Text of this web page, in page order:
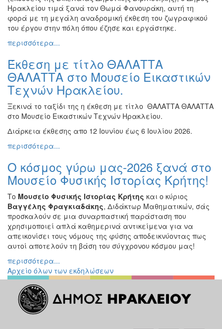
Εκδηλώσεις
για
Παιδιά
Εκδηλώσεις
ΤΟΠΟΣ
ΜΑΣ
ΠΟΛΙΤΙΣΜΟΣ
ΑΝΘΕΚΤΙΚΗ
ΠΟΛΗ
Ηρακλείου τιμά ξανά τον Θωμά Φανουράκη, αυτή τη
φορά με τη μεγάλη αναδρομική έκθεση του ζωγραφικού
του έργου στην πόλη όπου έζησε και εργάστηκε.
περισσότερα...
Έκθεση με τίτλο ΘΑΛΑΤΤΑ
ΘΑΛΑΤΤΑ στο Μουσείο Εικαστικών
Τεχνών Ηρακλείου.
Ξεκινά το ταξίδι της η έκθεση με τίτλο ΘΑΛΑΤΤΑ ΘΑΛΑΤΤΑ
στο Μουσείο Εικαστικών Τεχνών Ηρακλείου.
Διάρκεια έκθεσης απο 12 Ιουνίου έως 6 Ιουλίου 2026.
περισσότερα...
Ο κόσμος γύρω μας-2026 ξανά στο
Μουσείο Φυσικής Ιστορίας Κρήτης!
Το Μουσείο Φυσικής Ιστορίας Κρήτης και ο κύριος
Βαγγέλης Φραγκιαδάκης, Διδάκτωρ Μαθηματικών, σάς
προσκαλούν σε μια συναρπαστική παράσταση που
χρησιμοποιεί απλά καθημερινά αντικείμενα για να
απεικονίσει τους νόμους της φύσης αποδεικνύοντας πως
αυτοί αποτελούν τη βάση του σύγχρονου κόσμου μας!
περισσότερα...
Αρχείο όλων των εκδηλώσεων